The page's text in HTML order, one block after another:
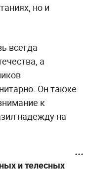
но и
всегда
а
Он также
к
надежду на
и телесных